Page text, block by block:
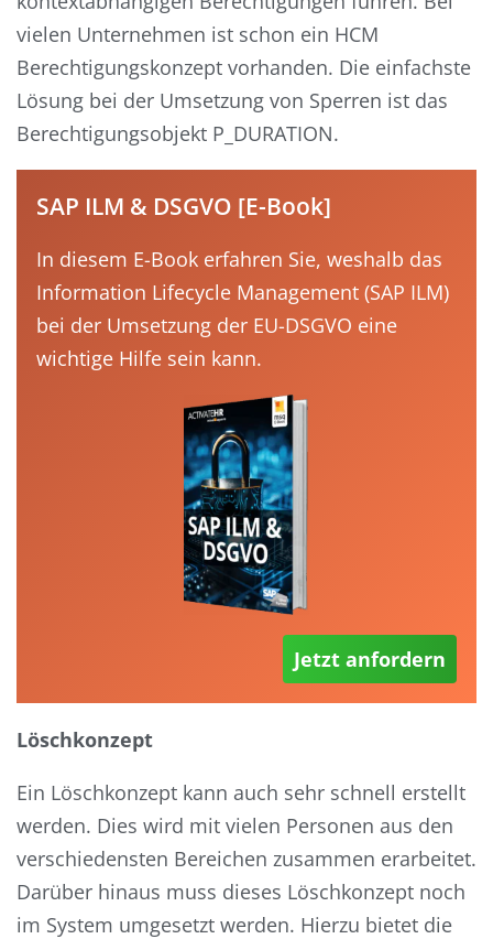
vielen Unternehmen ist schon ein HCM
Berechtigungskonzept vorhanden. Die einfachste
Lösung bei der Umsetzung von Sperren ist das
Berechtigungsobjekt P_DURATION.
SAP ILM & DSGVO [E-Book]
In diesem E-Book erfahren Sie, weshalb das
Information Lifecycle Management (SAP ILM)
bei der Umsetzung der EU-DSGVO eine
wichtige Hilfe sein kann.
Jetzt anfordern
Löschkonzept
Ein Löschkonzept kann auch sehr schnell erstellt
werden. Dies wird mit vielen Personen aus den
verschiedensten Bereichen zusammen erarbeitet.
Darüber hinaus muss dieses Löschkonzept noch
im System umgesetzt werden. Hierzu bietet die